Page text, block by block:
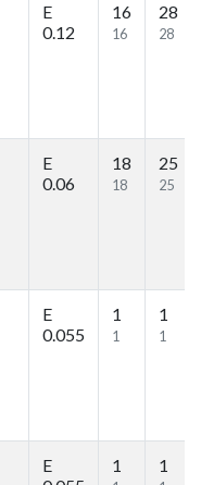
E
0.12
16
16
28
28
E
0.06
18
18
25
25
E
0.055
1
1
1
1
E
1 1